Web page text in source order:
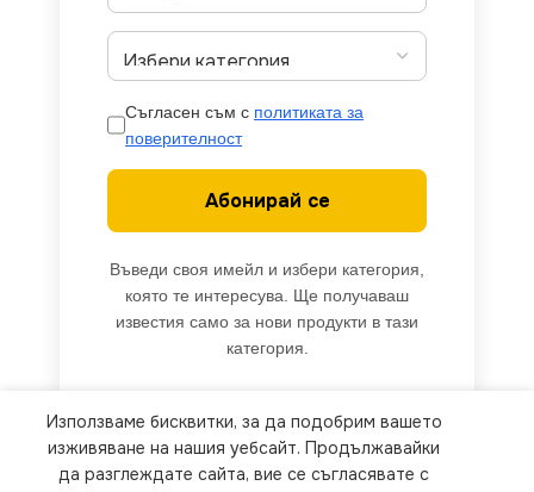
Съгласен съм с политиката за
поверителност
Абонирай се
Въведи своя имейл и избери категория,
която те интересува. Ще получаваш
известия само за нови продукти в тази
категория.
We use cookies to improve your experience on our
website. By browsing this website, you agree to
Използваме бисквитки, за да подобрим вашето
изживяване на нашия уебсайт. Продължавайки
да разглеждате сайта, вие се съгласявате с